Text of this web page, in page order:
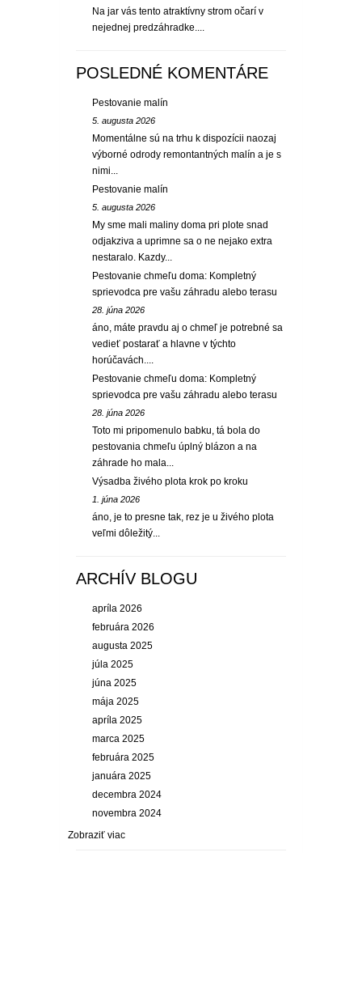
Na jar vás tento atraktívny strom očarí v
nejednej predzáhradke....
POSLEDNÉ KOMENTÁRE
Pestovanie malín
5. augusta 2026
Momentálne sú na trhu k dispozícii naozaj
výborné odrody remontantných malín a je s
nimi...
Pestovanie malín
5. augusta 2026
My sme mali maliny doma pri plote snad
odjakziva a uprimne sa o ne nejako extra
nestaralo. Kazdy...
Pestovanie chmeľu doma: Kompletný
sprievodca pre vašu záhradu alebo terasu
28. júna 2026
áno, máte pravdu aj o chmeľ je potrebné sa
vedieť postarať a hlavne v týchto
horúčavách....
Pestovanie chmeľu doma: Kompletný
sprievodca pre vašu záhradu alebo terasu
28. júna 2026
Toto mi pripomenulo babku, tá bola do
pestovania chmeľu úplný blázon a na
záhrade ho mala...
Výsadba živého plota krok po kroku
1. júna 2026
áno, je to presne tak, rez je u živého plota
veľmi dôležitý...
ARCHÍV BLOGU
apríla 2026
februára 2026
augusta 2025
júla 2025
júna 2025
mája 2025
apríla 2025
marca 2025
februára 2025
januára 2025
decembra 2024
novembra 2024
Zobraziť viac